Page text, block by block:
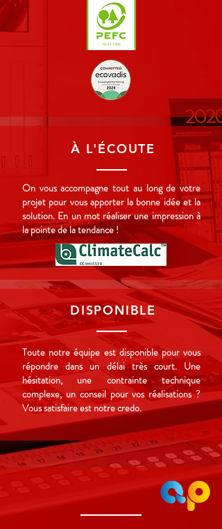
À L'ÉCOUTE
On vous accompagne tout au long de votre
projet pour vous apporter la bonne idée et la
solution. En un mot réaliser une impression à
la pointe de la tendance !
DISPONIBLE
Toute notre équipe est disponible pour vous
répondre dans un délai très court. Une
hésitation, une contrainte technique
complexe, un conseil pour vos réalisations ?
Vous satisfaire est notre credo.